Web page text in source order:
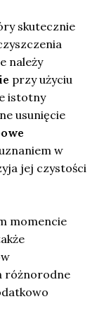
skutecznie
należy
przy użyciu
istotny
usunięcie
w
jej czystości
momencie
różnorodne